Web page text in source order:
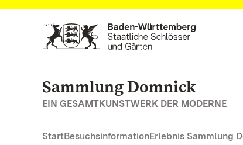
Zum Hauptinhalt springen
Sammlung Domnick
EIN GESAMTKUNSTWERK DER MODERNE
StartBesuchsinformationErlebnis Sammlung